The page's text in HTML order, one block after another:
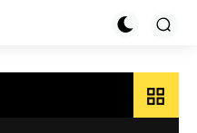
grid_view